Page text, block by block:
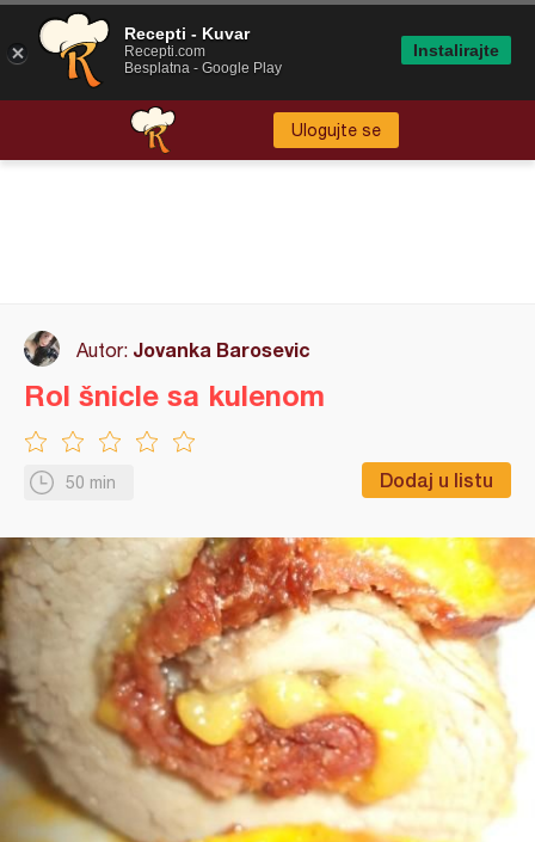
Ulogujte se
Autor: Jovanka Barosevic
50 min Dodaj u listu
Rol šnicle sa kulenom
Recepti - Kuvar
Recepti.com
Besplatna - Google Play
Instalirajte